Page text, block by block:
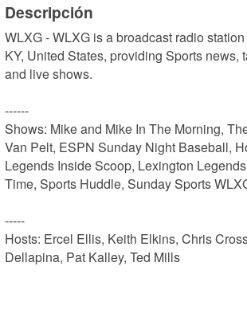
Descripción
WLXG - WLXG is a broadcast radio
KY, United States, providing Sports news,
and live shows.
------
Shows: Mike and Mike In The Morning,
Van Pelt, ESPN Sunday Night Baseball,
Legends Inside Scoop, Lexington
Time, Sports Huddle, Sunday Sports
-----
Hosts: Ercel Ellis, Keith Elkins, Chris
Dellapina, Pat Kalley, Ted Mills